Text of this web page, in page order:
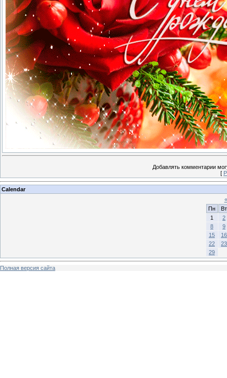
Добавлять комментарии
[
Calendar
«
Пн
Вт
1
2
8
9
15
16
22
23
29
Полная версия сайта